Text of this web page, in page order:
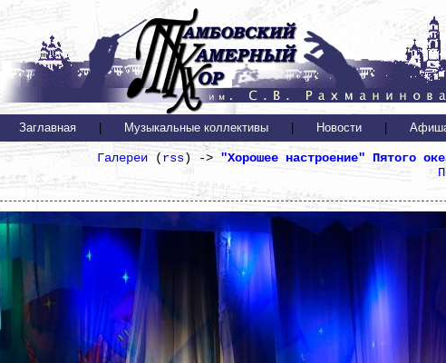
Заглавная Музыкальные коллективы Новости
Галереи(rss) -> "Хорошее настроение" Пятого